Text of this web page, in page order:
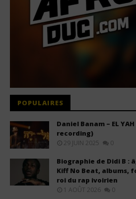
POPULAIRES
Daniel Banam – EL
recording)
29 JUIN 2025 0
Biographie de Didi B :
Kiff No Beat, albums,
roi du rap ivoirien
1 AOÛT 2026 0